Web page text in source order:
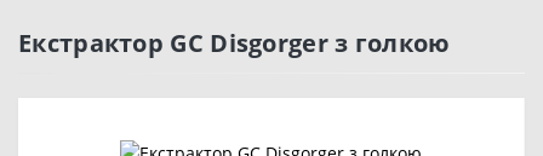
Екстрактор GC Disgorger з голкою